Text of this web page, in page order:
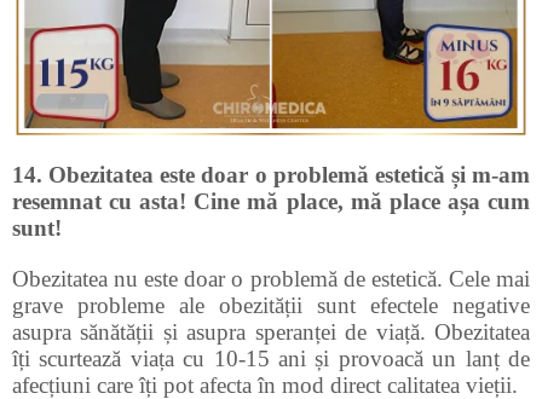
14. Obezitatea este doar o problemă estetică și m-am
resemnat cu asta! Cine mă place, mă place așa cum
sunt!
Obezitatea nu este doar o problemă de estetică. Cele mai
grave probleme ale obezității sunt efectele negative
asupra sănătății și asupra speranței de viață. Obezitatea
îți scurtează viața cu 10-15 ani și provoacă un lanț de
afecțiuni care îți pot afecta în mod direct calitatea vieții.